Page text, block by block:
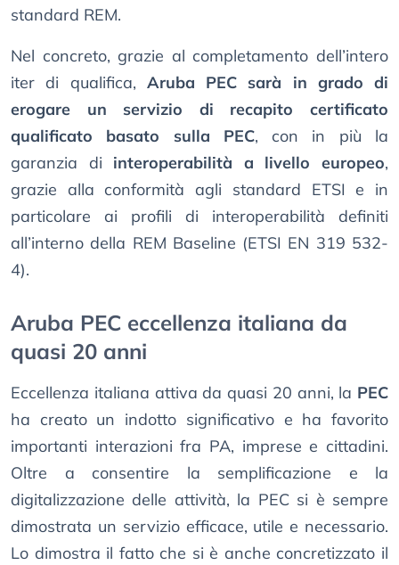
standard REM.
Nel concreto, grazie al completamento dell’intero
iter di qualifica, Aruba PEC sarà in grado di
erogare un servizio di recapito certificato
qualificato basato sulla PEC, con in più la
garanzia di interoperabilità a livello europeo,
grazie alla conformità agli standard ETSI e in
particolare ai profili di interoperabilità definiti
all’interno della REM Baseline (ETSI EN 319 532-
4).
Aruba PEC eccellenza italiana da
quasi 20 anni
Eccellenza italiana attiva da quasi 20 anni, la PEC
ha creato un indotto significativo e ha favorito
importanti interazioni fra PA, imprese e cittadini.
Oltre a consentire la semplificazione e la
digitalizzazione delle attività, la PEC si è sempre
dimostrata un servizio efficace, utile e necessario.
Lo dimostra il fatto che si è anche concretizzato il